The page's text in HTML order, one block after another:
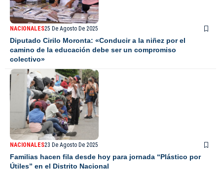
NACIONALES25 De Agosto De 2025
Diputado Cirilo Moronta: «Conducir a la niñez por el
camino de la educación debe ser un compromiso
colectivo»
NACIONALES23 De Agosto De 2025
Familias hacen fila desde hoy para jornada “Plástico por
Útiles” en el Distrito Nacional